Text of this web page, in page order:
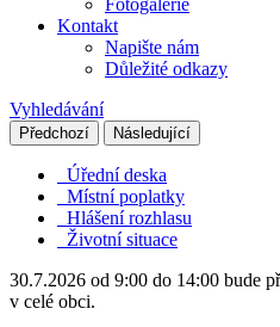
Fotogalerie
Kontakt
Napište nám
Důležité odkazy
Vyhledávání
Předchozí Následující
Úřední deska
Místní poplatky
Hlášení rozhlasu
Životní situace
30.7.2026 od 9:00 do 14:00 bude
v celé obci.